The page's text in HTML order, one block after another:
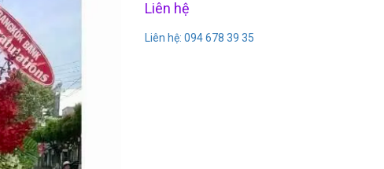
Liên hệ
Liên hệ: 094 678 39 35